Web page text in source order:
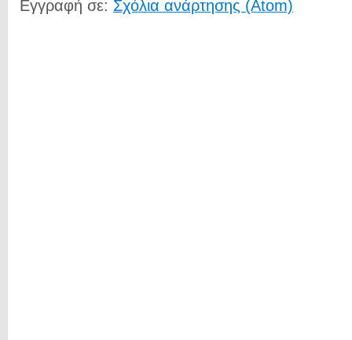
Εγγραφή σε: Σχόλια ανάρτησης (Atom)